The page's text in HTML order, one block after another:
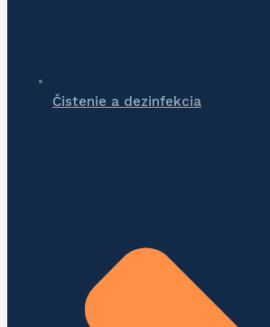
Čistenie a dezinfekcia